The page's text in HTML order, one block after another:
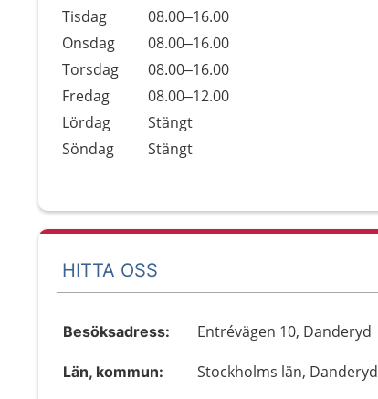
Tisdag
08.00–16.00
Onsdag
08.00–16.00
Torsdag
08.00–16.00
Fredag
08.00–12.00
Lördag
Stängt
Söndag
Stängt
HITTA OSS
Besöksadress: Entrévägen 10, Danderyd
Län, kommun: Stockholms län, Danderyd